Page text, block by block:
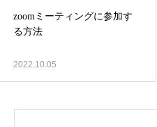
zoomミーティングに参加す
る方法
2022.10.05